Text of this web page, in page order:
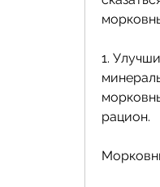
1.
рацион.